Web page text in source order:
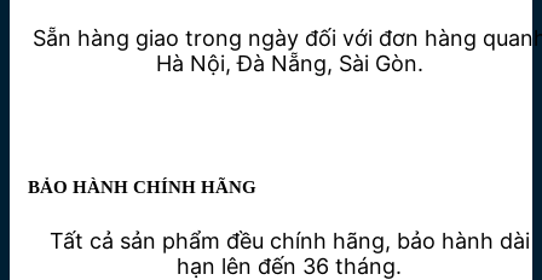
Sẵn hàng giao trong ngày đối với đơn hàng
Hà Nội, Đà Nẵng, Sài Gòn.
BẢO HÀNH CHÍNH HÃNG
Tất cả sản phẩm đều chính hãng, bảo hành dài
hạn lên đến 36 tháng.